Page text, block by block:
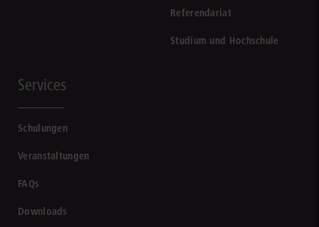
Referendariat
Studium und Hochschule
Services
Schulungen
Veranstaltungen
FAQs
Downloads